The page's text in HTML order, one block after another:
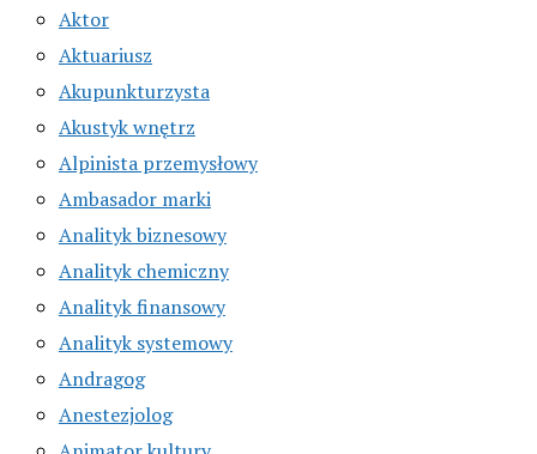
Aktor
Aktuariusz
Akupunkturzysta
Akustyk wnętrz
Alpinista przemysłowy
Ambasador marki
Analityk biznesowy
Analityk chemiczny
Analityk finansowy
Analityk systemowy
Andragog
Anestezjolog